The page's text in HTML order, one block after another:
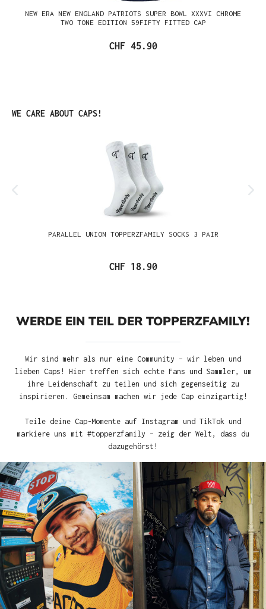
NEW ERA NEW ENGLAND PATRIOTS SUPER BOWL XXXVI CHROME
TWO TONE EDITION 59FIFTY FITTED CAP
CHF 45.90
Produktgalerie überspringen
WE CARE ABOUT CAPS!
PARALLEL UNION TOPPERZFAMILY SOCKS 3 PAIR
CHF 18.90
WERDE EIN TEIL DER TOPPERZFAMILY!
Wir sind mehr als nur eine Community – wir leben und
lieben Caps! Hier treffen sich echte Fans und Sammler, um
ihre Leidenschaft zu teilen und sich gegenseitig zu
inspirieren. Gemeinsam machen wir jede Cap einzigartig!
Teile deine Cap-Momente auf Instagram und TikTok und
markiere uns mit #topperzfamily – zeig der Welt, dass du
dazugehörst!